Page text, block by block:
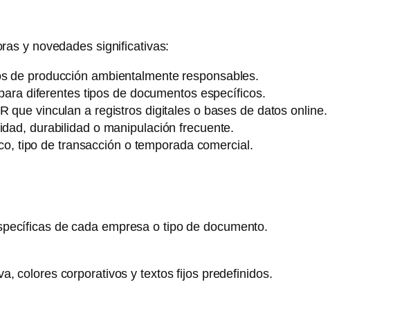
y novedades significativas:
de producción ambientalmente responsables.
diferentes tipos de documentos específicos.
que vinculan a registros digitales o bases de datos online.
durabilidad o manipulación frecuente.
tipo de transacción o temporada comercial.
de cada empresa o tipo de documento.
colores corporativos y textos fijos predefinidos.